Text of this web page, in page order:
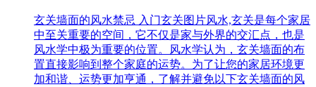
玄关墙面的风水禁忌 入门玄关图片风水,玄关是每个家居
中至关重要的空间，它不仅是家与外界的交汇点，也是
风水学中极为重要的位置。风水学认为，玄关墙面的布
置直接影响到整个家庭的运势。为了让您的家居环境更
加和谐、运势更加亨通，了解并避免以下玄关墙面的风